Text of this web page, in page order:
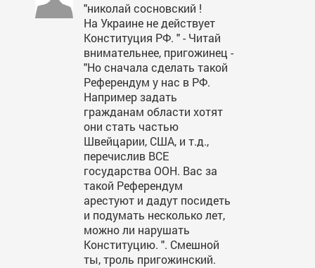
"николай сосновский !
На Украине не действует
Конституция РФ. " - Читай
внимательнее, пригожинец -
"Но сначала сделать такой
Референдум у нас в РФ.
Например задать
гражданам области хотят
они стать частью
Швейцарии, США, и т.д.,
перечислив ВСЕ
государства ООН. Вас за
такой Референдум
арестуют и дадут посидеть
и подумать несколько лет,
можно ли нарушать
Конституцию. ". Смешной
ты, троль пригожинский.